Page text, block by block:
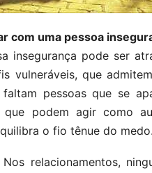
com uma pessoa
insegurança pode ser
vulneráveis, que
pessoas que se
podem agir como
o fio tênue do
relacionamentos,